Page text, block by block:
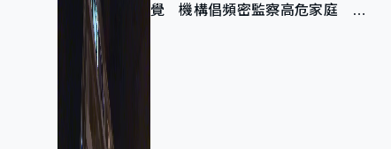
覺 機構倡頻密監察高危家庭 管